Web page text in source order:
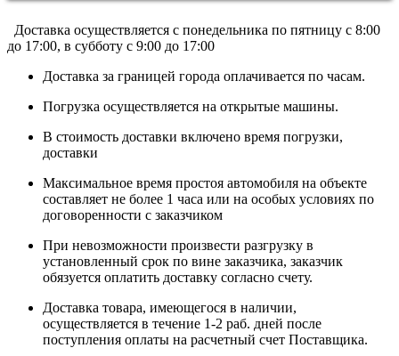
Доставка осуществляется c понедельника по пятницу с 8:00
до 17:00, в субботу с 9:00 до 17:00
Доставка за границей города оплачивается по часам.
Погрузка осуществляется на открытые машины.
В стоимость доставки включено время погрузки,
доставки
Максимальное время простоя автомобиля на объекте
составляет не более 1 часа или на особых условиях по
договоренности с заказчиком
При невозможности произвести разгрузку в
установленный срок по вине заказчика, заказчик
обязуется оплатить доставку согласно счету.
Доставка товара, имеющегося в наличии,
осуществляется в течение 1-2 раб. дней после
поступления оплаты на расчетный счет Поставщика.